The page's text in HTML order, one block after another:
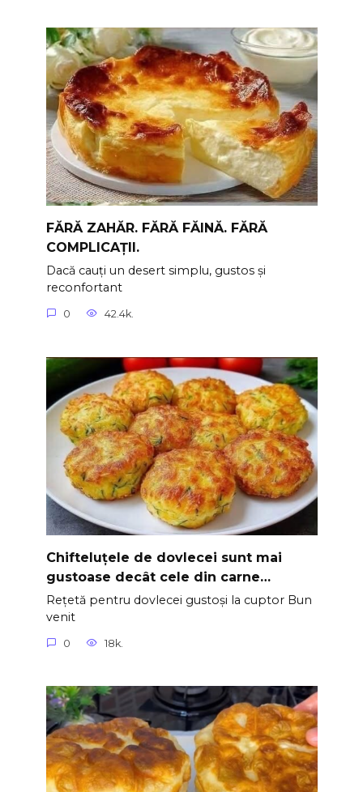
FĂRĂ ZAHĂR. FĂRĂ FĂINĂ. FĂRĂ
COMPLICAȚII.
Dacă cauți un desert simplu, gustos și
reconfortant
0 42.4k.
Chifteluțele de dovlecei sunt mai
gustoase decât cele din carne…
Rețetă pentru dovlecei gustoși la cuptor Bun
venit
0 18k.